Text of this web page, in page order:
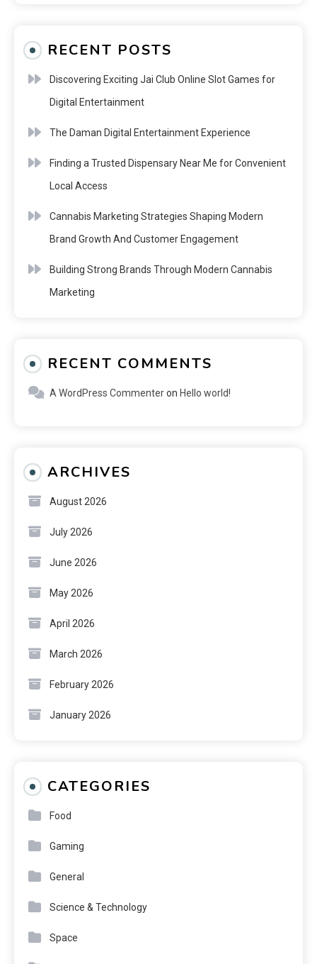
RECENT POSTS
Discovering Exciting Jai Club Online Slot Games for
Digital Entertainment
The Daman Digital Entertainment Experience
Finding a Trusted Dispensary Near Me for Convenient
Local Access
Cannabis Marketing Strategies Shaping Modern
Brand Growth And Customer Engagement
Building Strong Brands Through Modern Cannabis
Marketing
RECENT COMMENTS
A WordPress Commenteron Hello world!
ARCHIVES
August 2026
July 2026
June 2026
May 2026
April 2026
March 2026
February 2026
January 2026
CATEGORIES
Food
Gaming
General
Science & Technology
Space